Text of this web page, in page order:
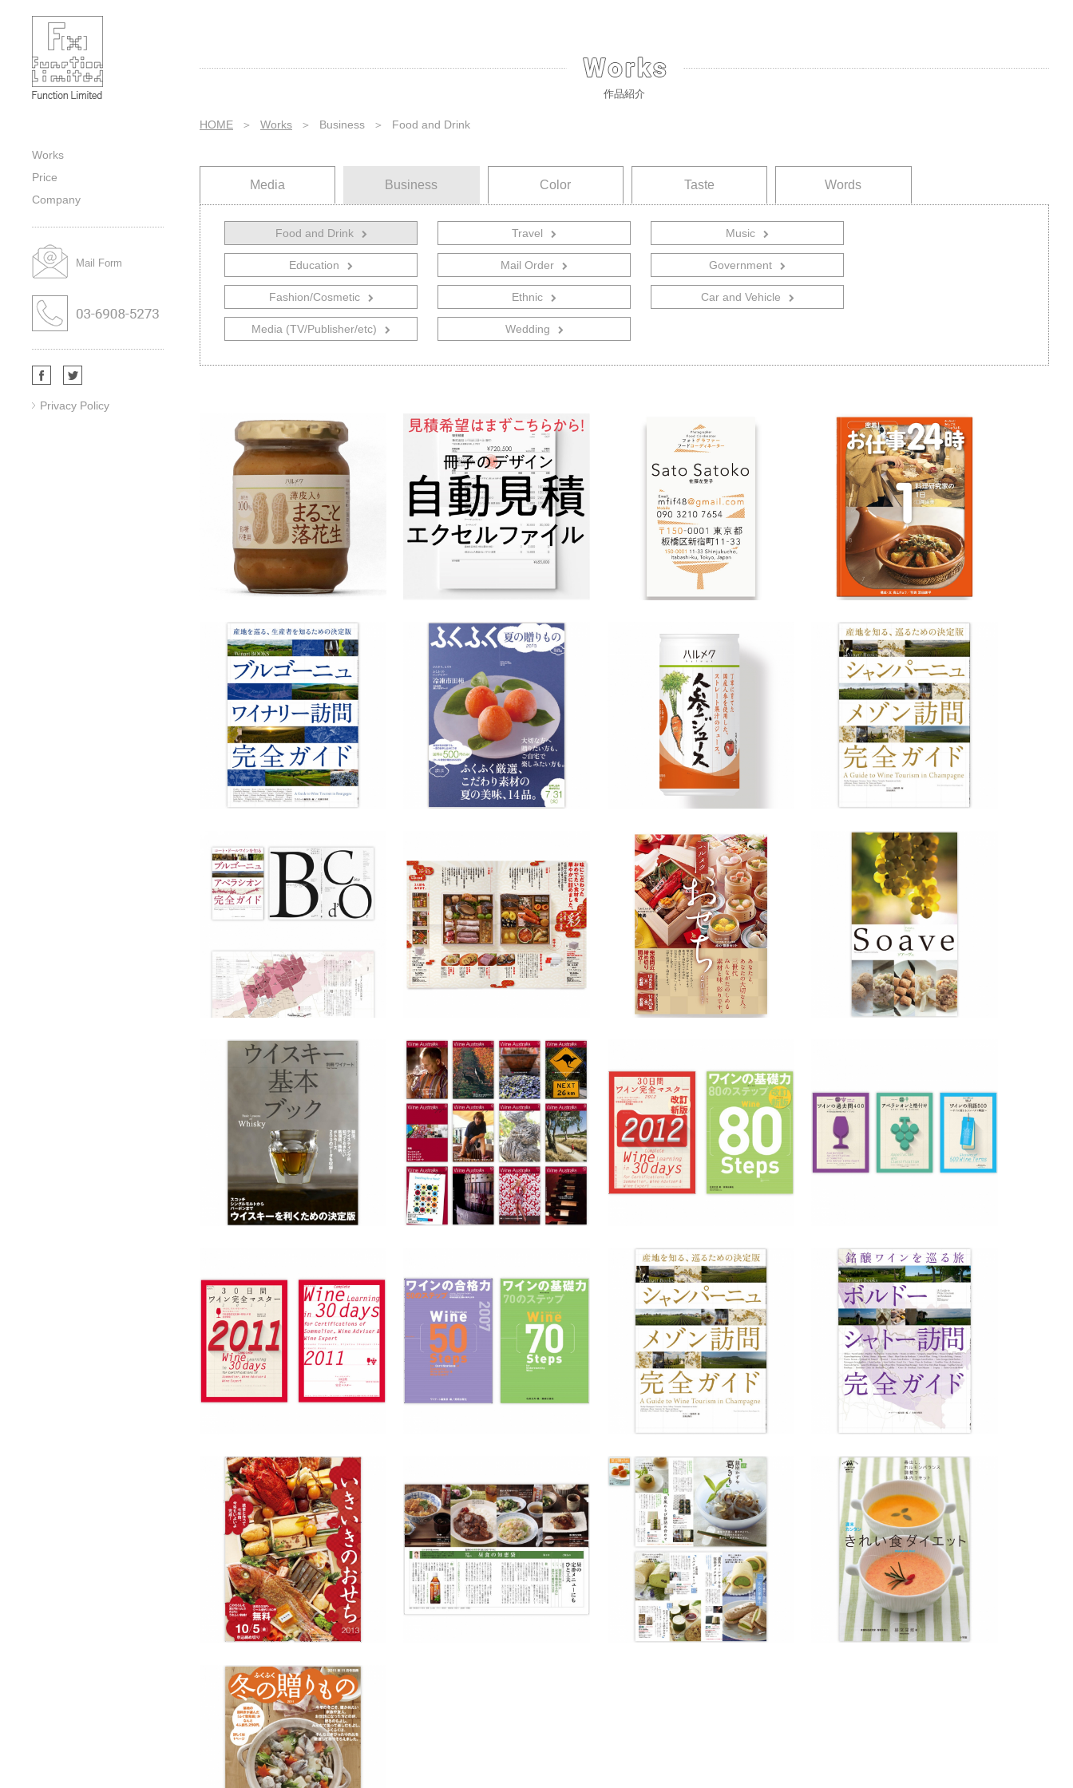
Category｜Sub-category｜Works｜
株式会社ファンクションの作品紹介
Works
Price
Company
Mail Form
Privacy Policy
作品紹介
HOME ＞ Works ＞ Business ＞ Food and Drink
Media Business Color Taste Words
Food and Drink Travel
旅行 Music
音楽関連
Education
教育分野 Mail Order
通信販売 Government
官公庁
Fashion/Cosmetic
ファッション／コスメ Ethnic
エスニック Car and Vehicle
自動車／バイク
Media (TV/Publisher/etc)
メディア（テレビ、出版等） Wedding
ウエディング